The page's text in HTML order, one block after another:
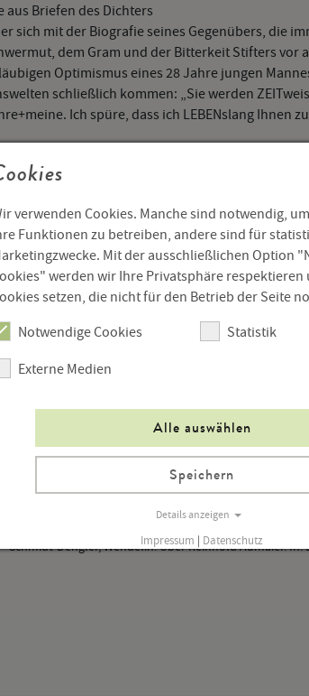
Briefen des Dichters
sich mit der Biografie seines Gegenübers, die
dem Gram und der Bitterkeit Stifters vor
Optimismus eines 28 Jahre jungen
schließlich kommen: „Sie werden
Ich spüre, dass ich LEBENslang Ihnen zu
der Vergangenheit konfrontiert. Hier werden
Der letzte Brief vom 26. Jänner 1982, jenem
Hals schnitt und zwei Tage darauf an den
vorsichtig geben Sie acht schauen Sie darauf
sich bleiben Sie liegen halten Sie haus mit
keinem Blatt Papier befolgen Sie ärztlichen Rat
Rasier …“ (139).
aber sicherlich zu den lesenswertesten Büchern
bis hinein in den privatesten Raum.
Schmidt-Dengler, Wendelin: Über Reinhold Aumaier. In:
verwenden Cookies. Manche sind notwendig,
Funktionen zu betreiben, andere sind für
Mit der ausschließlichen Option
werden wir Ihre Privatsphäre respektieren
setzen, die nicht für den Betrieb der Seite
Notwendige Cookies
Statistik
Externe Medien
Alle auswählen
Speichern
Details anzeigen
Impressum | Datenschutz